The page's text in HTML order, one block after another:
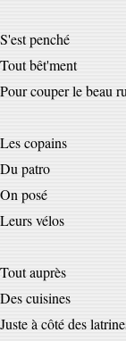
S'est penché
Tout bêt'ment
Pour couper le beau
Les copains
Du
On posé
Leurs
Tout auprès
Des
Juste à côté des